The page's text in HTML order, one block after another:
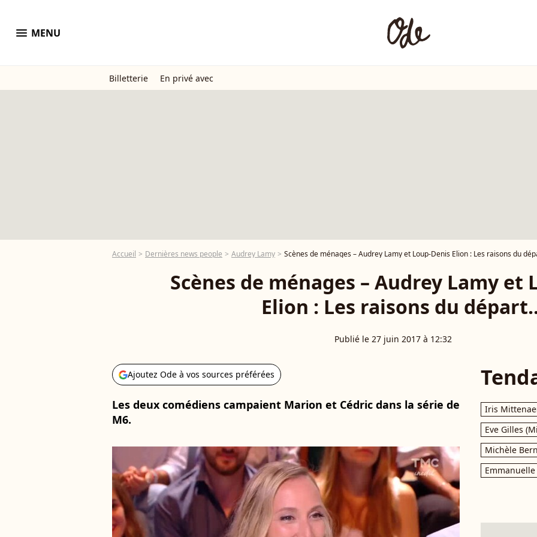
menu MENU
Billetterie En privé avec
Accueil Dernières news people Audrey Lamy Scènes de ménages – Audrey Lamy et Loup-Denis Elion : Les raisons du
Scènes de ménages – Audrey Lamy et
Elion : Les raisons du
Publié le 27 juin 2017 à 12:32
Ajoutez Ode à vos sources préférées
Les deux comédiens campaient Marion et Cédric dans la série de
M6.
Iris
Eve Gilles
Michèle